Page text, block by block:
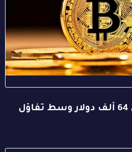
بيتكوين تستقر فوق 64 ألف دولار وسط تفاؤل